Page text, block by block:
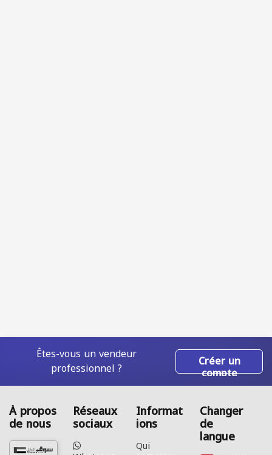
Êtes-vous un vendeur
professionnel ? Créer un
compte
À propos
de nous
Réseaux
sociaux
Informat
ions
Qui
Changer
de
langue